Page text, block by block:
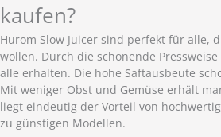
kaufen?
Hurom Slow Juicer sind perfekt für alle,
wollen. Durch die schonende
alle erhalten. Die hohe Saftausbeute
Mit weniger Obst und Gemüse erhält
liegt eindeutig der Vorteil von
zu günstigen Modellen.